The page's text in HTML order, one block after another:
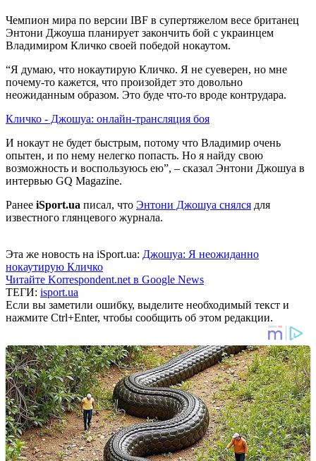
Чемпион мира по версии IBF в супертяжелом весе британец
Энтони Джоуша планирует закончить бой с украинцем
Владимиром Кличко своей победой нокаутом.
“Я думаю, что нокаутирую Кличко. Я не суеверен, но мне
почему-то кажется, что произойдет это довольно
неожиданным образом. Это буде что-то вроде контрудара.
Кличко - Джошуа: онлайн-трансляция боя
И нокаут не будет быстрым, потому что Владимир очень
опытен, и по нему нелегко попасть. Но я найду свою
возможность и воспользуюсь ею”, – сказал Энтони Джошуа в
интервью GQ Magazine.
Ранее iSport.ua писал, что Энтони Джошуа снялся для
известного глянцевого журнала.
Эта же новость на iSport.ua: Джошуа: Я неожиданно
нокаутирую Кличко
Читайте Korrespondent.net в Google News
ТЕГИ: isport.ua
Если вы заметили ошибку, выделите необходимый текст и
нажмите Ctrl+Enter, чтобы сообщить об этом редакции.